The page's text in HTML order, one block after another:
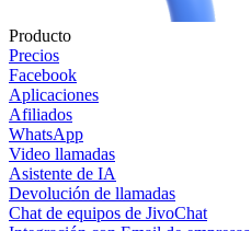
Producto
Precios
Facebook
Aplicaciones
Afiliados
WhatsApp
Video llamadas
Asistente de IA
Devolución de llamadas
Chat de equipos de JivoChat